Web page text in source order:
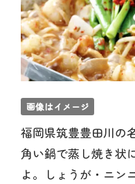
画像はイメージ
福岡県筑豊豊田川の
角い鍋で蒸し焼き状
よ。しょうが・ニン